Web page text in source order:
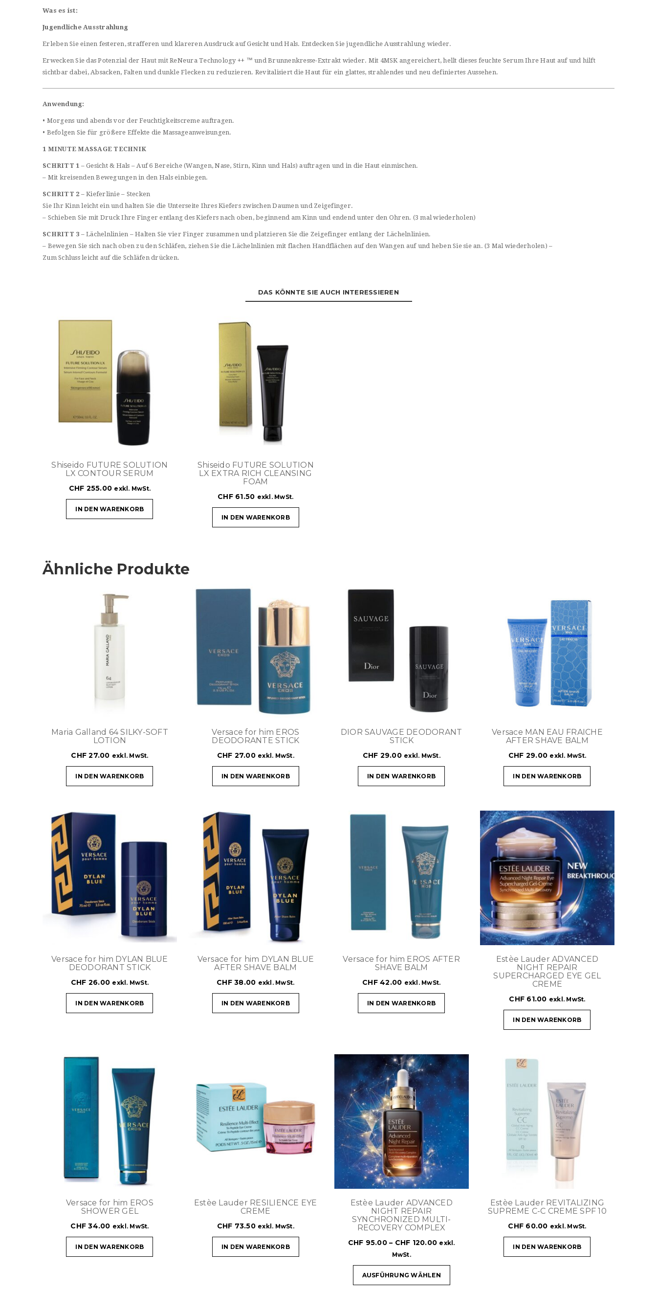
Was es ist:
Jugendliche Ausstrahlung
Erleben Sie einen festeren, strafferen und klareren Ausdruck auf Gesicht und Hals. Entdecken Sie jugendliche Ausstrahlung wieder.
Erwecken Sie das Potenzial der Haut mit ReNeura Technology ++ ™ und Brunnenkresse-Extrakt wieder. Mit 4MSK angereichert, hellt dieses feuchte Serum Ihre Haut auf und hilft
sichtbar dabei, Absacken, Falten und dunkle Flecken zu reduzieren. Revitalisiert die Haut für ein glattes, strahlendes und neu definiertes Aussehen.
Anwendung:
• Morgens und abends vor der Feuchtigkeitscreme auftragen.
• Befolgen Sie für größere Effekte die Massageanweisungen.
1 MINUTE MASSAGE TECHNIK
SCHRITT 1 – Gesicht & Hals – Auf 6 Bereiche (Wangen, Nase, Stirn, Kinn und Hals) auftragen und in die Haut einmischen.
– Mit kreisenden Bewegungen in den Hals einbiegen.
SCHRITT 2 – Kieferlinie – Stecken
Sie Ihr Kinn leicht ein und halten Sie die Unterseite Ihres Kiefers zwischen Daumen und Zeigefinger.
– Schieben Sie mit Druck Ihre Finger entlang des Kiefers nach oben, beginnend am Kinn und endend unter den Ohren. (3 mal wiederholen)
SCHRITT 3 – Lächelnlinien – Halten Sie vier Finger zusammen und platzieren Sie die Zeigefinger entlang der Lächelnlinien.
– Bewegen Sie sich nach oben zu den Schläfen, ziehen Sie die Lächelnlinien mit flachen Handflächen auf den Wangen auf und heben Sie sie an. (3 Mal wiederholen) –
Zum Schluss leicht auf die Schläfen drücken.
DAS KÖNNTE SIE AUCH INTERESSIEREN
Shiseido FUTURE SOLUTION
LX CONTOUR SERUM
CHF 255.00 exkl. MwSt.
IN DEN WARENKORB
Shiseido FUTURE SOLUTION
LX EXTRA RICH CLEANSING
FOAM
CHF61.50 exkl. MwSt.
IN DEN WARENKORB
Ähnliche Produkte
Maria Galland 64 SILKY-SOFT
LOTION
CHF 27.00 exkl. MwSt.
IN DEN WARENKORB
Versace for him EROS
DEODORANTE STICK
CHF 27.00 exkl. MwSt.
IN DEN WARENKORB
DIOR SAUVAGE DEODORANT
STICK
CHF 29.00 exkl. MwSt.
IN DEN WARENKORB
Versace MAN EAU FRAICHE
AFTER SHAVE BALM
CHF 29.00 exkl. MwSt.
IN DEN WARENKORB
Versace for him DYLAN BLUE
DEODORANT STICK
CHF 26.00 exkl. MwSt.
IN DEN WARENKORB
Versace for him DYLAN BLUE
AFTER SHAVE BALM
CHF38.00 exkl. MwSt.
IN DEN WARENKORB
Versace for him EROS AFTER
SHAVE BALM
CHF42.00 exkl. MwSt.
IN DEN WARENKORB
Estèe Lauder ADVANCED
NIGHT REPAIR
SUPERCHARGED EYE GEL
CREME
CHF 61.00 exkl. MwSt.
IN DEN WARENKORB
Versace for him EROS
SHOWER GEL
CHF 34.00 exkl. MwSt.
IN DEN WARENKORB
Estèe Lauder RESILIENCE EYE
CREME
CHF 73.50 exkl. MwSt.
IN DEN WARENKORB
Estèe Lauder ADVANCED
NIGHT REPAIR
SYNCHRONIZED MULTI-
RECOVERY COMPLEX
CHF 95.00– CHF 120.00 exkl.
MwSt.
AUSFÜHRUNG WÄHLEN
Estèe Lauder REVITALIZING
SUPREME C-C CREME SPF 10
CHF 60.00 exkl. MwSt.
IN DEN WARENKORB